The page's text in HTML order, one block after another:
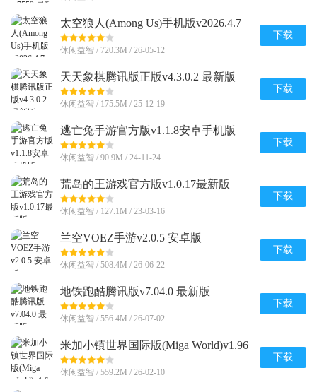
太空狼人(Among Us)手机版v2026.4.7
安卓全解锁版
休闲益智 / 720.3M / 26-05-12
下载
天天象棋腾讯版正版v4.3.0.2 最新版
休闲益智 / 175.5M / 25-12-19
下载
逃亡兔手游官方版v1.1.8安卓手机版
休闲益智 / 90.9M / 24-11-24
下载
荒岛的王游戏官方版v1.0.17最新版
休闲益智 / 127.1M / 23-03-16
下载
兰空VOEZ手游v2.0.5 安卓版
休闲益智 / 508.4M / 26-06-22
下载
地铁跑酷腾讯版v7.04.0 最新版
休闲益智 / 556.4M / 26-07-02
下载
米加小镇世界国际版(Miga World)v1.96
完整无广告版
休闲益智 / 559.2M / 26-02-10
下载